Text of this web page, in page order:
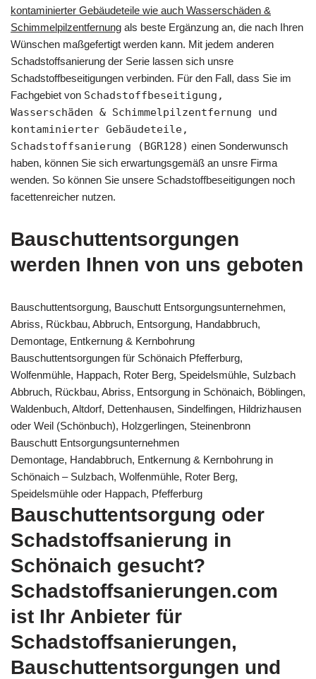
kontaminierter Gebäudeteile wie auch Wasserschäden &
Schimmelpilzentfernung als beste Ergänzung an, die nach Ihren
Wünschen maßgefertigt werden kann. Mit jedem anderen
Schadstoffsanierung der Serie lassen sich unsre
Schadstoffbeseitigungen verbinden. Für den Fall, dass Sie im
Fachgebiet von Schadstoffbeseitigung,
Wasserschäden & Schimmelpilzentfernung und
kontaminierter Gebäudeteile,
Schadstoffsanierung (BGR128) einen Sonderwunsch
haben, können Sie sich erwartungsgemäß an unsre Firma
wenden. So können Sie unsere Schadstoffbeseitigungen noch
facettenreicher nutzen.
Bauschuttentsorgungen
werden Ihnen von uns geboten
Bauschuttentsorgung, Bauschutt Entsorgungsunternehmen,
Abriss, Rückbau, Abbruch, Entsorgung, Handabbruch,
Demontage, Entkernung & Kernbohrung
Bauschuttentsorgungen für Schönaich Pfefferburg,
Wolfenmühle, Happach, Roter Berg, Speidelsmühle, Sulzbach
Abbruch, Rückbau, Abriss, Entsorgung in Schönaich, Böblingen,
Waldenbuch, Altdorf, Dettenhausen, Sindelfingen, Hildrizhausen
oder Weil (Schönbuch), Holzgerlingen, Steinenbronn
Bauschutt Entsorgungsunternehmen
Demontage, Handabbruch, Entkernung & Kernbohrung in
Schönaich – Sulzbach, Wolfenmühle, Roter Berg,
Speidelsmühle oder Happach, Pfefferburg
Bauschuttentsorgung oder
Schadstoffsanierung in
Schönaich gesucht?
Schadstoffsanierungen.com
ist Ihr Anbieter für
Schadstoffsanierungen,
Bauschuttentsorgungen und